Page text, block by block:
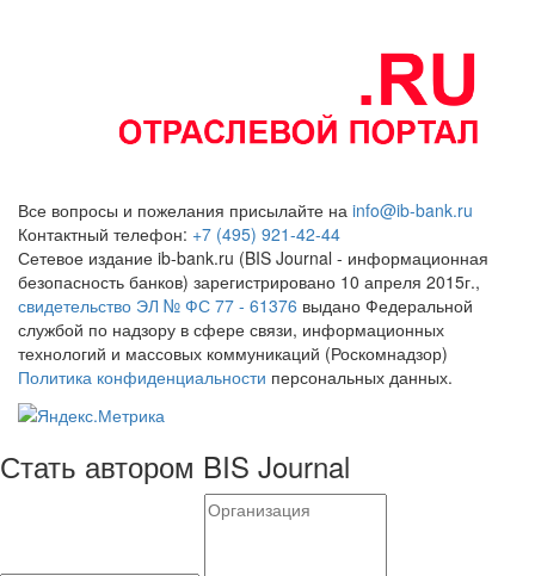
Все вопросы и пожелания присылайте на info@ib-bank.ru
Контактный телефон: +7 (495) 921-42-44
Сетевое издание ib-bank.ru (BIS Journal - информационная
безопасность банков) зарегистрировано 10 апреля 2015г.,
свидетельство ЭЛ № ФС 77 - 61376 выдано Федеральной
службой по надзору в сфере связи, информационных
технологий и массовых коммуникаций (Роскомнадзор)
Политика конфиденциальности персональных данных.
Стать автором BIS Journal